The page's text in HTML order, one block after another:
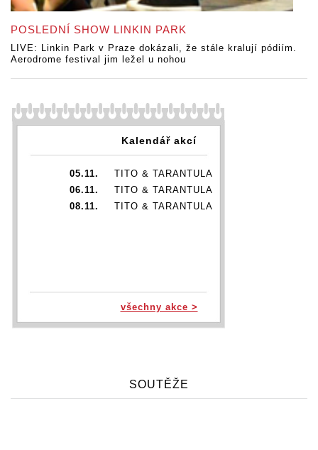
POSLEDNÍ SHOW LINKIN PARK
LIVE: Linkin Park v Praze dokázali, že stále kralují pódiím.
Aerodrome festival jim ležel u nohou
Kalendář akcí
05.11.
TITO & TARANTULA
06.11.
TITO & TARANTULA
08.11.
TITO & TARANTULA
všechny akce >
SOUTĚŽE